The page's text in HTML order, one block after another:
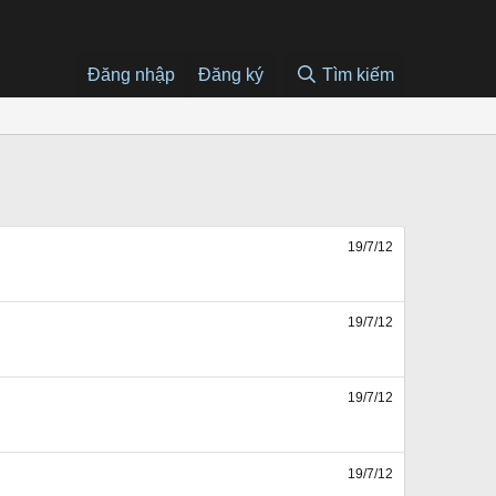
Đăng nhập Đăng ký Tìm kiếm
19/7/12
19/7/12
19/7/12
19/7/12